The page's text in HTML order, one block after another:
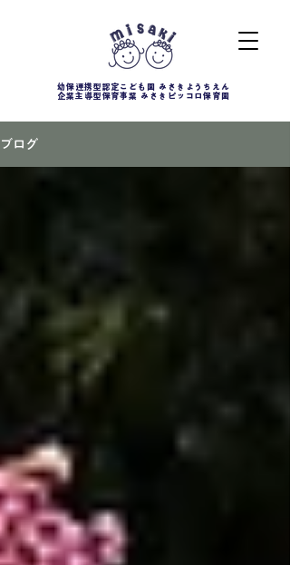
幼保連携型認定こども園 みさきようちえん
企業主導型保育事業 みさきピッコロ保育園
ブログ